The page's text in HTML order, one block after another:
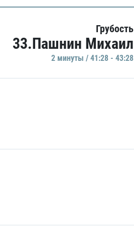
Грубость
33.Пашнин Михаил
2 минуты / 41:28 - 43:28